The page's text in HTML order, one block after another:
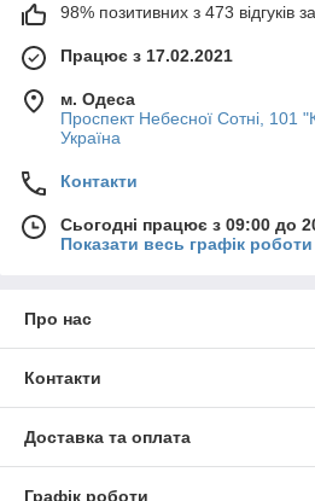
98% позитивних з 473 відгуків
Працює з 17.02.2021
м. Одеса
Проспект Небесної Сотні, 101
Україна
Контакти
Сьогодні працює з 09:00 до
Показати весь графік роботи
Про нас
Контакти
Доставка та оплата
Графік роботи